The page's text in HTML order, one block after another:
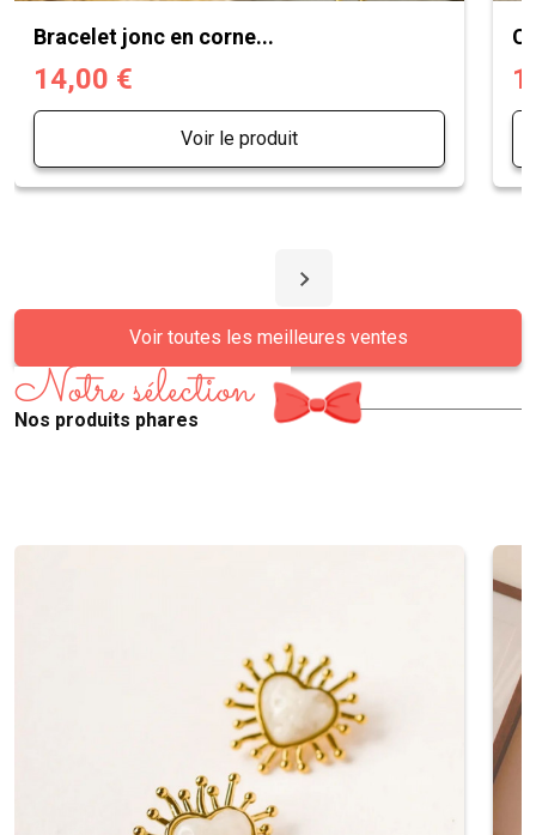
Bracelet jonc en corne...
14,00 €
Voir le produit
Voir toutes les meilleures ventes
Notre sélection
Nos produits phares